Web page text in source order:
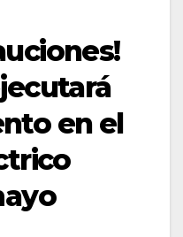
en el